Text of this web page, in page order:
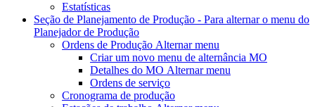
Estatísticas
Seção de Planejamento de Produção - Para alternar o menu do
Planejador de Produção
Ordens de Produção Alternar menu
Criar um novo menu de alternância MO
Detalhes do MO Alternar menu
Ordens de serviço
Cronograma de produção